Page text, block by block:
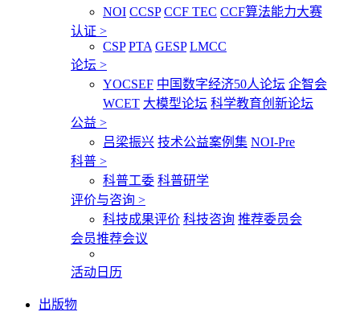
NOI CCSP CCF TEC CCF算法能力大赛
认证 >
CSP PTA GESP LMCC
论坛 >
YOCSEF 中国数字经济50人论坛 企智会
WCET 大模型论坛 科学教育创新论坛
公益 >
吕梁振兴 技术公益案例集 NOI-Pre
科普 >
科普工委 科普研学
评价与咨询 >
科技成果评价 科技咨询 推荐委员会
会员推荐会议
活动日历
出版物